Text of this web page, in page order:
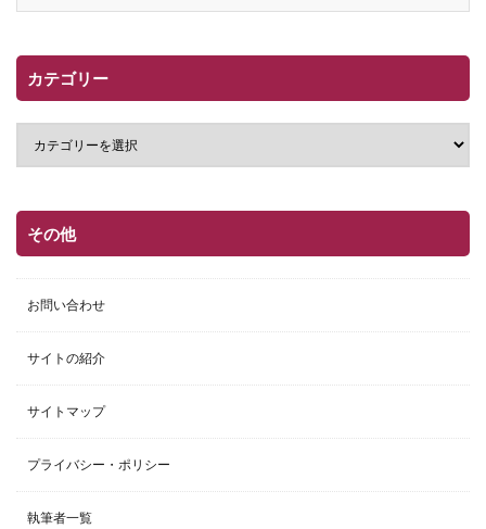
カテゴリー
その他
お問い合わせ
サイトの紹介
サイトマップ
プライバシー・ポリシー
執筆者一覧